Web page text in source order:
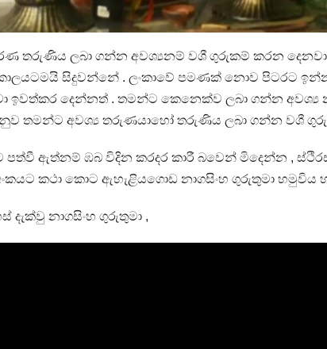
තරුණිය ලබා ගන්න අවශ්‍යනම් වශී ගුරුකම් කරන
සිදුවන්නේ . ලංකාවේ පමණක් නොව පිටරට
ඉවත්කර දෙන්නත් . තමන්ට කෙනෙක්ව ලබා ගන්න
තමන්ට අවශ්‍ය තරුණයාහෝ තරුණිය ලබා ගන්න වශී
පත්වී ඇත්නම් ඹබ විදින කරදර කාරී බවෙන් මිදෙන්න ,
කථා කොට ඇහැළියගොඩ නාගසිංහ ගුරුතුමා හමුවිය
දැක්වු නාගසිංහ ගුරුතුමා ,